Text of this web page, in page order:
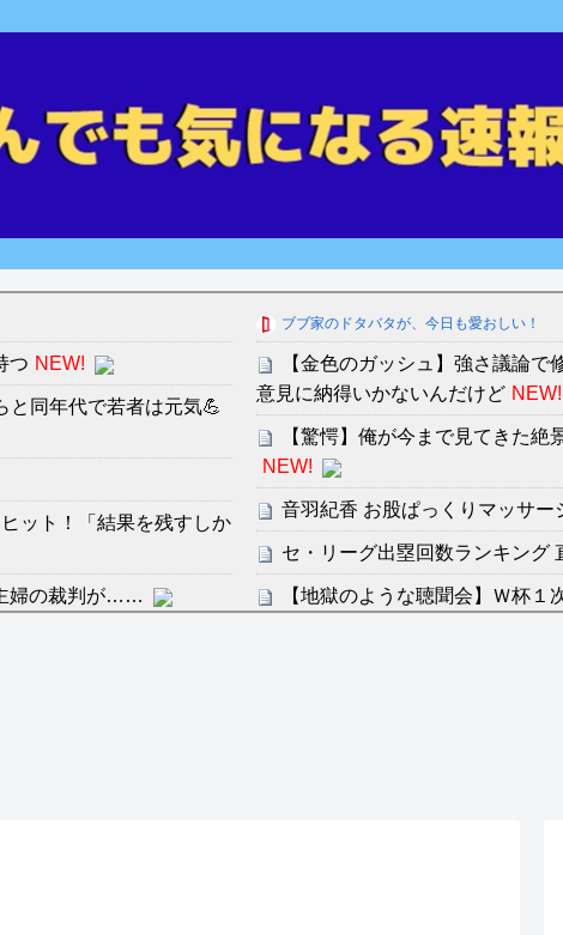
つ NEW!
と同年代で若者は元気💪
ット！「結果を残すしか
婦の裁判が……
ブブ家のドタバタが、今日も愛おしい！
【金色のガッシュ】強さ議論
意見に納得いかないんだけど NEW!
【驚愕】俺が今まで見てきた
NEW!
音羽紀香 お股ぱっくりマッサー
セ・リーグ出塁回数ランキング
【地獄のような聴聞会】Ｗ杯
【第7話予告】水10ドラマ『ラ